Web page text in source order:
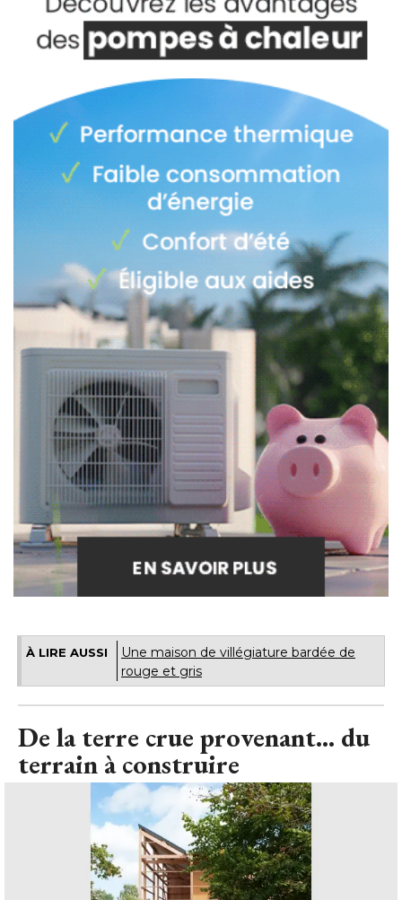
À LIRE AUSSI
Une maison de villégiature bardée de
rouge et gris
De la terre crue provenant... du
terrain à construire